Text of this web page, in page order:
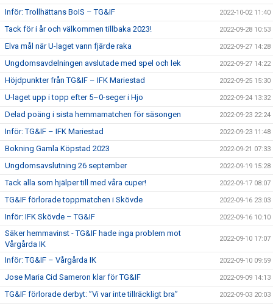
Inför: Trollhättans BoIS – TG&IF 2022-10-02 11:40
Tack för i år och välkommen tillbaka 2023! 2022-09-28 10:53
Elva mål när U-laget vann fjärde raka 2022-09-27 14:28
Ungdomsavdelningen avslutade med spel och lek 2022-09-27 14:22
Höjdpunkter från TG&IF – IFK Mariestad 2022-09-25 15:30
U-laget upp i topp efter 5–0-seger i Hjo 2022-09-24 13:32
Delad poäng i sista hemmamatchen för säsongen 2022-09-23 22:24
Inför: TG&IF – IFK Mariestad 2022-09-23 11:48
Bokning Gamla Köpstad 2023 2022-09-21 07:33
Ungdomsavslutning 26 september 2022-09-19 15:28
Tack alla som hjälper till med våra cuper! 2022-09-17 08:07
TG&IF förlorade toppmatchen i Skövde 2022-09-16 23:03
Inför: IFK Skövde – TG&IF 2022-09-16 10:10
Säker hemmavinst - TG&IF hade inga problem mot
Vårgårda IK
2022-09-10 17:07
Inför: TG&IF – Vårgårda IK 2022-09-10 09:59
Jose Maria Cid Sameron klar för TG&IF 2022-09-09 14:13
TG&IF förlorade derbyt: ”Vi var inte tillräckligt bra” 2022-09-03 20:03